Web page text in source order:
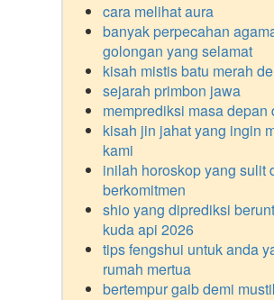
cara melihat aura
banyak perpecahan
golongan yang selamat
kisah mistis batu merah
sejarah primbon jawa
memprediksi masa depan
kisah jin jahat yang ingin
kami
inilah horoskop yang sulit
berkomitmen
shio yang diprediksi
kuda api 2026
tips fengshui untuk anda
rumah mertua
bertempur gaib demi